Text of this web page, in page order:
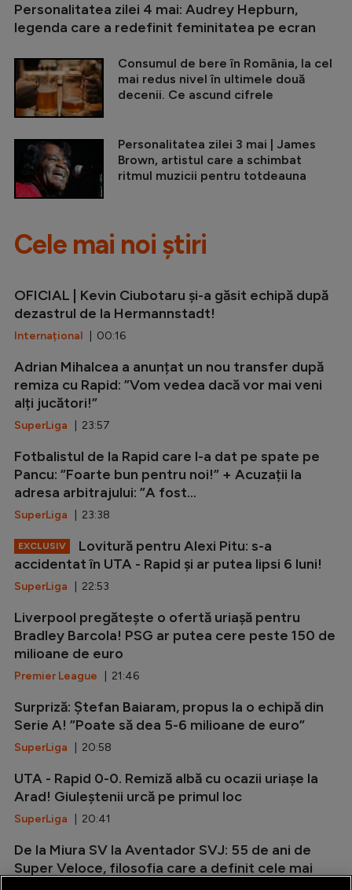
Personalitatea zilei 4 mai: Audrey Hepburn,
legenda care a redefinit feminitatea pe ecran
Consumul de bere în România, la cel
mai redus nivel în ultimele două
decenii. Ce ascund cifrele
Personalitatea zilei 3 mai | James
Brown, artistul care a schimbat
ritmul muzicii pentru totdeauna
Cele mai noi știri
OFICIAL | Kevin Ciubotaru și-a găsit echipă după
dezastrul de la Hermannstadt!
Internațional | 00:16
Adrian Mihalcea a anunțat un nou transfer după
remiza cu Rapid: ”Vom vedea dacă vor mai veni
alți jucători!”
SuperLiga | 23:57
Fotbalistul de la Rapid care l-a dat pe spate pe
Pancu: ”Foarte bun pentru noi!” + Acuzații la
adresa arbitrajului: ”A fost...
SuperLiga | 23:38
EXCLUSIV
Lovitură pentru Alexi Pitu: s-a
accidentat în UTA - Rapid și ar putea lipsi 6 luni!
SuperLiga | 22:53
Liverpool pregătește o ofertă uriașă pentru
Bradley Barcola! PSG ar putea cere peste 150 de
milioane de euro
Premier League | 21:46
Surpriză: Ștefan Baiaram, propus la o echipă din
Serie A! ”Poate să dea 5-6 milioane de euro”
SuperLiga | 20:58
UTA - Rapid 0-0. Remiză albă cu ocazii uriașe la
Arad! Giuleștenii urcă pe primul loc
SuperLiga | 20:41
De la Miura SV la Aventador SVJ: 55 de ani de
Super Veloce, filosofia care a definit cele mai